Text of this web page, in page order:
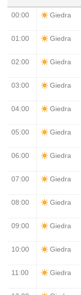
00:00 Giedra
01:00 Giedra
02:00 Giedra
03:00 Giedra
04:00 Giedra
05:00 Giedra
06:00 Giedra
07:00 Giedra
08:00 Giedra
09:00 Giedra
10:00 Giedra
11:00 Giedra